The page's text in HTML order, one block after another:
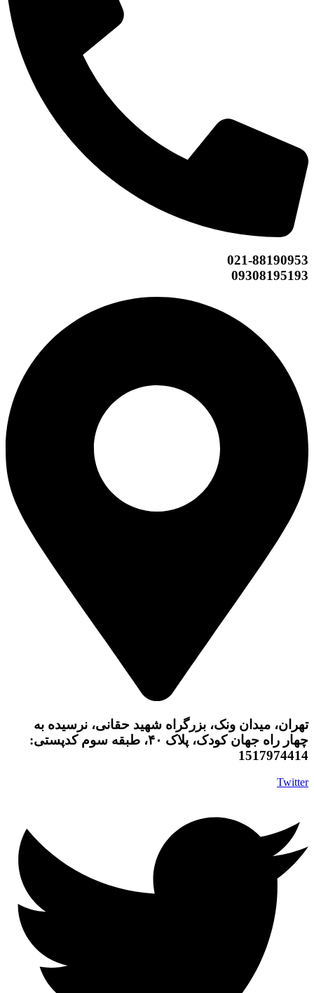
021-88190953
09308195193
تهران، میدان ونک، بزرگراه شهید حقانی، نرسیده به
چهار راه جهان کودک، پلاک ۴۰، طبقه سوم کدپستی:
1517974414
Twitter